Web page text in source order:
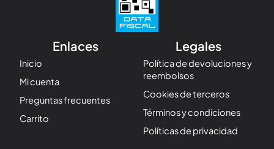
Enlaces
Inicio
Mi cuenta
Preguntas frecuentes
Carrito
Legales
Política de devoluciones y
reembolsos
Cookies de terceros
Términos y condiciones
Políticas de privacidad